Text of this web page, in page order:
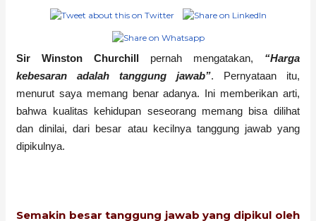
Sir Winston Churchill pernah mengatakan, “Harga
kebesaran adalah tanggung jawab”. Pernyataan itu,
menurut saya memang benar adanya. Ini memberikan arti,
bahwa kualitas kehidupan seseorang memang bisa dilihat
dan dinilai, dari besar atau kecilnya tanggung jawab yang
dipikulnya.
Semakin besar tanggung jawab yang dipikul oleh